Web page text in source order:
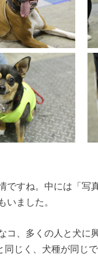
ですね。中には「写
いました。
コ、多くの人と犬に
じく、犬種が同じ